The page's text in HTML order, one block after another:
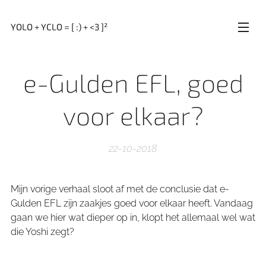
YOLO + YCLO = [ :) + <3 ]²
e-Gulden EFL, goed
voor elkaar?
22-10-2018
Mijn vorige verhaal sloot af met de conclusie dat e-
Gulden EFL zijn zaakjes goed voor elkaar heeft. Vandaag
gaan we hier wat dieper op in, klopt het allemaal wel wat
die Yoshi zegt?